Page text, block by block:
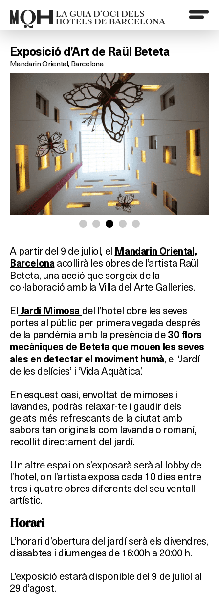
LA GUIA D’OCI DELS
HOTELS DE BARCELONA
Exposició d’Art de Raül Beteta
Mandarin Oriental, Barcelona
A partir del 9 de juliol, el Mandarin Oriental,
Barcelona acollirà les obres de l’artista Raül
Beteta, una acció que sorgeix de la
col·laboració amb la Villa del Arte Galleries.
El Jardí Mimosa del l’hotel obre les seves
portes al públic per primera vegada després
de la pandèmia amb la presència de 30 flors
mecàniques de Beteta que mouen les seves
ales en detectar el moviment humà, el ‘Jardí
de les delícies’ i ‘Vida Aquàtica’.
En esquest oasi, envoltat de mimoses i
lavandes, podràs relaxar-te i gaudir dels
gelats més refrescants de la ciutat amb
sabors tan originals com lavanda o romaní,
recollit directament del jardí.
Un altre espai on s’exposarà serà al lobby de
l’hotel, on l’artista exposa cada 10 dies entre
tres i quatre obres diferents del seu ventall
artístic.
Horari
L’horari d’obertura del jardí serà els divendres,
dissabtes i diumenges de 16:00h a 20:00 h.
L’exposició estarà disponible del 9 de juliol al
29 d’agost.